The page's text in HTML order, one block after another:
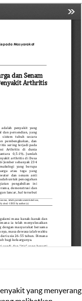
yang menyerang